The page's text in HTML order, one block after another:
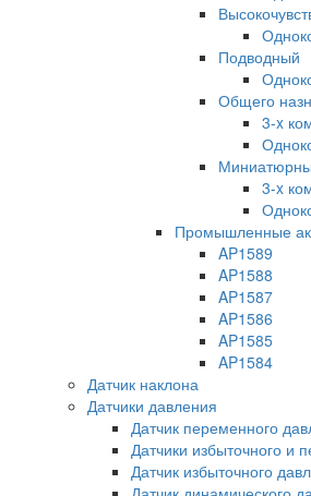
Подводный
Общего
3-x
3-x
Промышленные
AP1589
AP1588
AP1587
AP1586
AP1585
AP1584
Датчик наклона
Датчики давления
Датчик переменного
Датчики избыточного и
Датчик избыточного